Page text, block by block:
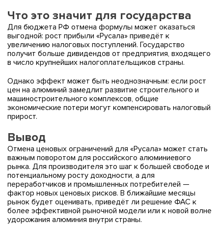
Что это значит для государства
Для бюджета РФ отмена формулы может оказаться
выгодной: рост прибыли «Русала» приведёт к
увеличению налоговых поступлений. Государство
получит больше дивидендов от предприятия, входящего
в число крупнейших налогоплательщиков страны.
Однако эффект может быть неоднозначным: если рост
цен на алюминий замедлит развитие строительного и
машиностроительного комплексов, общие
экономические потери могут компенсировать налоговый
прирост.
Вывод
Отмена ценовых ограничений для «Русала» может стать
важным поворотом для российского алюминиевого
рынка. Для производителя это шаг к большей свободе и
потенциальному росту доходности, а для
переработчиков и промышленных потребителей —
фактор новых ценовых рисков. В ближайшие месяцы
рынок будет оценивать, приведёт ли решение ФАС к
более эффективной рыночной модели или к новой волне
удорожания алюминия внутри страны.